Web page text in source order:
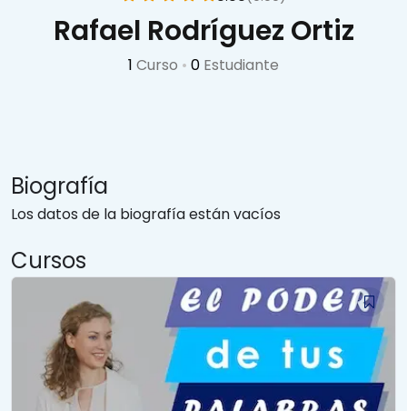
Rafael Rodríguez Ortiz
1 Curso • 0 Estudiante
Biografía
Los datos de la biografía están vacíos
Cursos